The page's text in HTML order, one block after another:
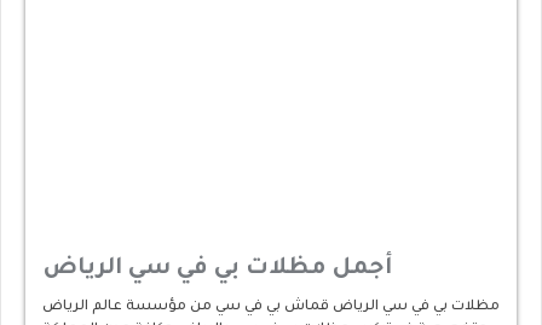
أجمل مظلات بي في سي الرياض
مظلات بي في سي الرياض قماش بي في سي من مؤسسة عالم الرياض